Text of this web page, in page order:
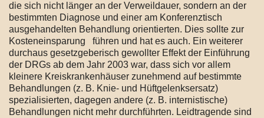
die sich nicht länger an der Verweildauer, sondern an der
bestimmten Diagnose und einer am Konferenztisch
ausgehandelten Behandlung orientierten. Dies sollte zur
Kosteneinsparung führen und hat es auch. Ein weiterer
durchaus gesetzgeberisch gewollter Effekt der Einführung
der DRGs ab dem Jahr 2003 war, dass sich vor allem
kleinere Kreiskrankenhäuser zunehmend auf bestimmte
Behandlungen (z. B. Knie- und Hüftgelenksersatz)
spezialisierten, dagegen andere (z. B. internistische)
Behandlungen nicht mehr durchführten. Leidtragende sind